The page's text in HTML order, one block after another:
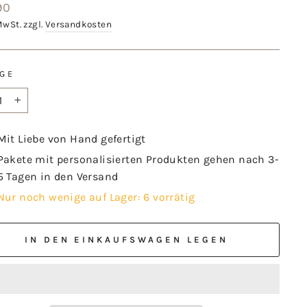
zzgl. Versandkosten
Liebe von Hand gefertigt
mit personalisierten Produkten gehen nach 3-
Tagen in den Versand
noch wenige auf Lager: 6 vorrätig
IN DEN EINKAUFSWAGEN LEGEN